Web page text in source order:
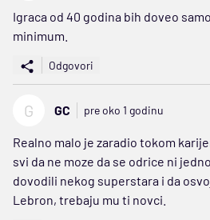
Igraca od 40 godina bih doveo
minimum.
Odgovori
G GC pre oko 1 godinu
Realno malo je zaradio tokom
svi da ne moze da se odrice ni
dovodili nekog superstara i da
Lebron, trebaju mu ti novci.